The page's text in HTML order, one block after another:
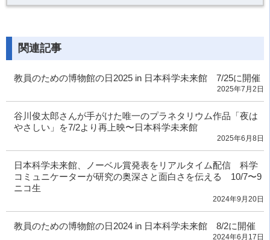
関連記事
教員のための博物館の日2025 in 日本科学未来館 7/25に開催
2025年7月2日
谷川俊太郎さんが手がけた唯一のプラネタリウム作品「夜は
やさしい」を7/2より再上映〜日本科学未来館
2025年6月8日
日本科学未来館、ノーベル賞発表をリアルタイム配信 科学
コミュニケーターが研究の奥深さと面白さを伝える 10/7〜9
ニコ生
2024年9月20日
教員のための博物館の日2024 in 日本科学未来館 8/2に開催
2024年6月17日